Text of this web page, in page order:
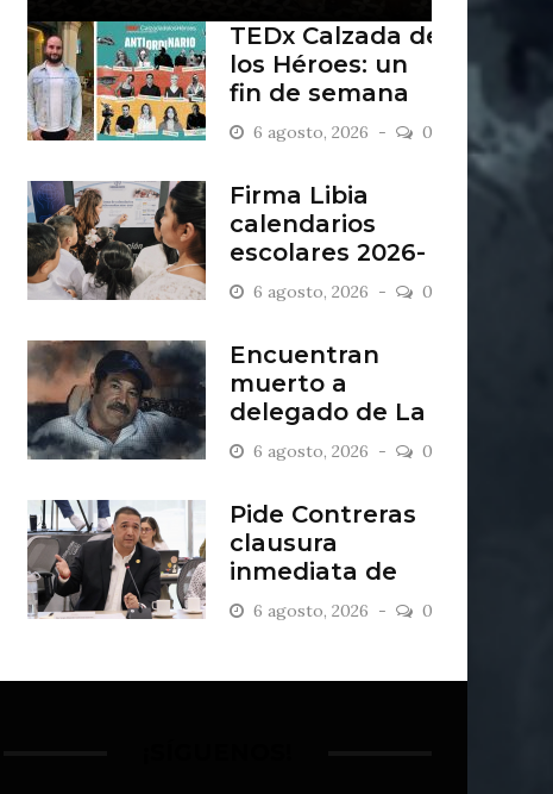
TEDx Calzada de
los Héroes: un
fin de semana
“Antiordinario”
en León
6 agosto, 2026 0
Firma Libia
calendarios
escolares 2026-
2027
6 agosto, 2026 0
Encuentran
muerto a
delegado de La
Sandía
6 agosto, 2026 0
Pide Contreras
clausura
inmediata de
escombrera “Los
Lopez”
6 agosto, 2026 0